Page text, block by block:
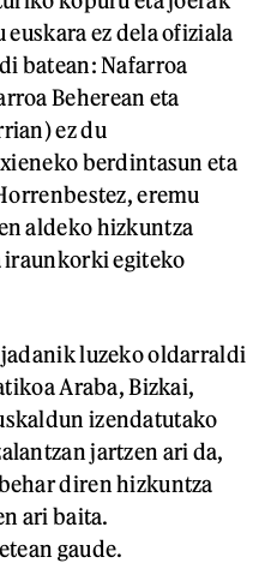
ez dela ofiziala
batean: Nafarroa
Beherean eta
ez du
berdintasun eta
eremu
aldeko hizkuntza
iraunkorki egiteko
luzeko oldarraldi
Araba, Bizkai,
izendatutako
jartzen ari da,
diren hizkuntza
ari baita.
gaude.